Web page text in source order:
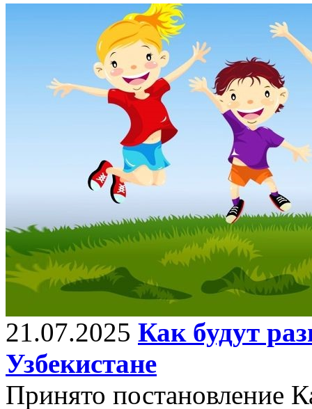
21.07.2025 Как будут
Узбекистане
Принято постановление